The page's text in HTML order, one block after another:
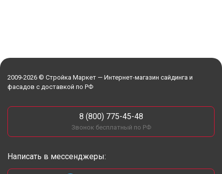
2009-2026 © Стройка Маркет — Интернет-магазин сайдинга и
фасадов с доставкой по РФ
8 (800) 775-45-48
Звонок бесплатный по РФ
Написать в мессенджеры: